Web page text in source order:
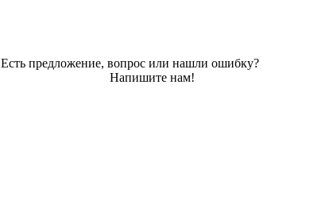
Есть предложение, вопрос или нашли ошибку?
Напишите нам!